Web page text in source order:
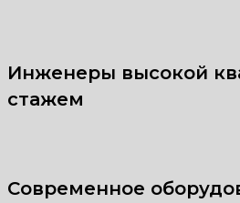
Инженеры высокой
стажем
Современное